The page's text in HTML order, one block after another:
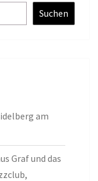
Suchen
am
Graf und das